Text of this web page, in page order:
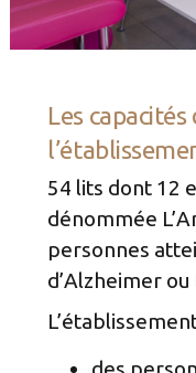
Les capacités
54 lits dont 12
dénommée
personnes
d’Alzheimer